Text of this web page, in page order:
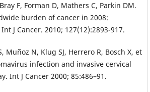
F, Forman D, Mathers C, Parkin DM.
burden of cancer in 2008:
Int J Cancer. 2010; 127(12):2893-917.
Muñoz N, Klug SJ, Herrero R, Bosch X, et
infection and invasive cervical
Int J Cancer 2000; 85:486–91.